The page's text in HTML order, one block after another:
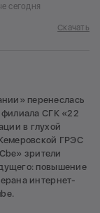
сегодня
Скачать
перенеслась
филиала СГК «22
в глухой
ГРЭС
зрители
повышение
интернет-